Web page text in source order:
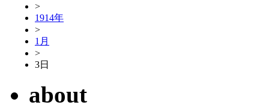
>
1914年
>
1月
>
3日
about